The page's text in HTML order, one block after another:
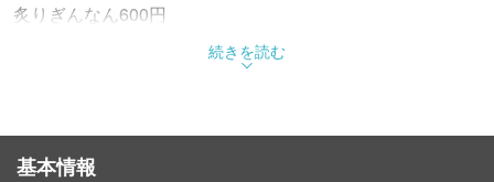
炙りぎんなん600円
鱧～はも～ 落とし650円 天ぷら700円 白焼き700
【店内で捌く長崎県産の活すっぽん料理は初心者に優しい
続きを読む
基本情報